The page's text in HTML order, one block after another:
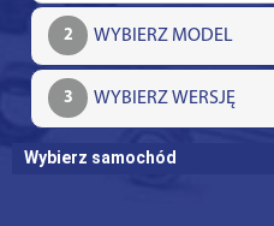
2
3
Wybierz samochód